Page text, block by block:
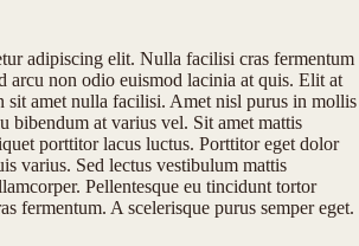
adipiscing elit. Nulla facilisi cras fermentum
arcu non odio euismod lacinia at quis. Elit at
sit amet nulla facilisi. Amet nisl purus in mollis
bibendum at varius vel. Sit amet mattis
porttitor lacus luctus. Porttitor eget dolor
varius. Sed lectus vestibulum mattis
Pellentesque eu tincidunt tortor
fermentum. A scelerisque purus semper eget.